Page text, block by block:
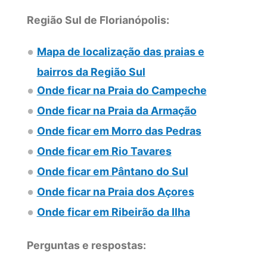
Região Sul de Florianópolis:
Mapa de localização das praias e
bairros da Região Sul
Onde ficar na Praia do Campeche
Onde ficar na Praia da Armação
Onde ficar em Morro das Pedras
Onde ficar em Rio Tavares
Onde ficar em Pântano do Sul
Onde ficar na Praia dos Açores
Onde ficar em Ribeirão da Ilha
Perguntas e respostas: